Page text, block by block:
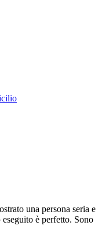
una persona seria e
è perfetto. Sono